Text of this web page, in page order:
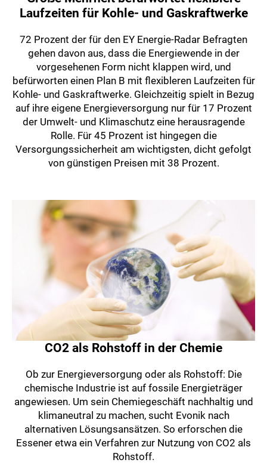
Laufzeiten für Kohle- und Gaskraftwerke
72 Prozent der für den EY Energie-Radar Befragten
gehen davon aus, dass die Energiewende in der
vorgesehenen Form nicht klappen wird, und
befürworten einen Plan B mit flexibleren Laufzeiten für
Kohle- und Gaskraftwerke. Gleichzeitig spielt in Bezug
auf ihre eigene Energieversorgung nur für 17 Prozent
der Umwelt- und Klimaschutz eine herausragende
Rolle. Für 45 Prozent ist hingegen die
Versorgungssicherheit am wichtigsten, dicht gefolgt
von günstigen Preisen mit 38 Prozent.
CO2 als Rohstoff in der Chemie
Ob zur Energieversorgung oder als Rohstoff: Die
chemische Industrie ist auf fossile Energieträger
angewiesen. Um sein Chemiegeschäft nachhaltig und
klimaneutral zu machen, sucht Evonik nach
alternativen Lösungsansätzen. So erforschen die
Essener etwa ein Verfahren zur Nutzung von CO2 als
Rohstoff.